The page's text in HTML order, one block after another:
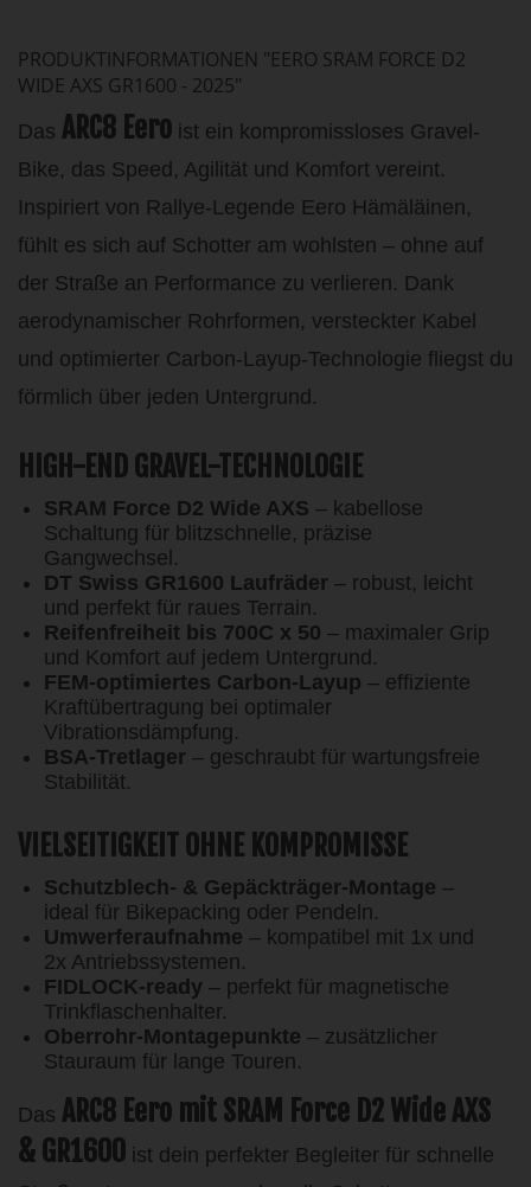
PRODUKTINFORMATIONEN "EERO SRAM FORCE D2
WIDE AXS GR1600 - 2025"
Das ARC8 Eero ist ein kompromissloses Gravel-
Bike, das Speed, Agilität und Komfort vereint.
Inspiriert von Rallye-Legende Eero Hämäläinen,
fühlt es sich auf Schotter am wohlsten – ohne auf
der Straße an Performance zu verlieren. Dank
aerodynamischer Rohrformen, versteckter Kabel
und optimierter Carbon-Layup-Technologie fliegst du
förmlich über jeden Untergrund.
HIGH-END GRAVEL-TECHNOLOGIE
SRAM Force D2 Wide AXS – kabellose
Schaltung für blitzschnelle, präzise
Gangwechsel.
DT Swiss GR1600 Laufräder – robust, leicht
und perfekt für raues Terrain.
Reifenfreiheit bis 700C x 50 – maximaler Grip
und Komfort auf jedem Untergrund.
FEM-optimiertes Carbon-Layup – effiziente
Kraftübertragung bei optimaler
Vibrationsdämpfung.
BSA-Tretlager – geschraubt für wartungsfreie
Stabilität.
VIELSEITIGKEIT OHNE KOMPROMISSE
Schutzblech- & Gepäckträger-Montage –
ideal für Bikepacking oder Pendeln.
Umwerferaufnahme – kompatibel mit 1x und
2x Antriebssystemen.
FIDLOCK-ready – perfekt für magnetische
Trinkflaschenhalter.
Oberrohr-Montagepunkte – zusätzlicher
Stauraum für lange Touren.
Das ARC8 Eero mit SRAM Force D2 Wide AXS
& GR1600 ist dein perfekter Begleiter für schnelle